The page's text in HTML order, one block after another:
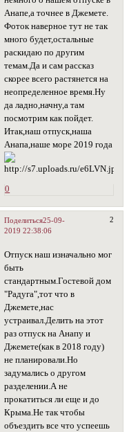
Анапе,а точнее в Джемете.
Фоток наверное тут не так
много будет,остальные
раскидаю по другим
темам.Да и сам рассказ
скорее всего растянется на
неопределенное время.Ну
да ладно,начну,а там
посмотрим как пойдет.
Итак,наш отпуск,наша
Анапа,наше море 2019 года
0
Поделиться 2
25-09-
2019 22:38:06
Отпуск наш изначально мог
быть
стандартным.Гостевой дом
"Радуга",тот что в
Джемете,нас
устраивал.Делить на этот
раз отпуск на Анапу и
Джемете(как в 2018 году)
не планировали.Но
задумались о другом
разделении.А не
прокатиться ли еще и до
Крыма.Не так чтобы
объездить все что успеешь